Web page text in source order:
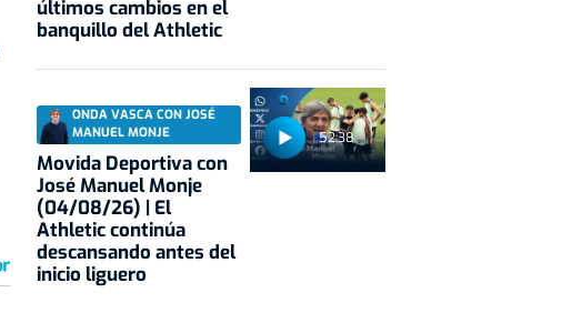
últimos cambios en el
banquillo del Athletic
52:38
ONDA VASCA CON JOSÉ
MANUEL MONJE
Movida Deportiva con
José Manuel Monje
(04/08/26) | El
Athletic continúa
descansando antes del
inicio liguero